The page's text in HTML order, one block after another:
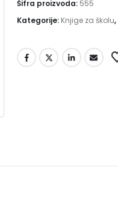
Šifra proizvoda: 555
Kategorije: Knjige za školu,